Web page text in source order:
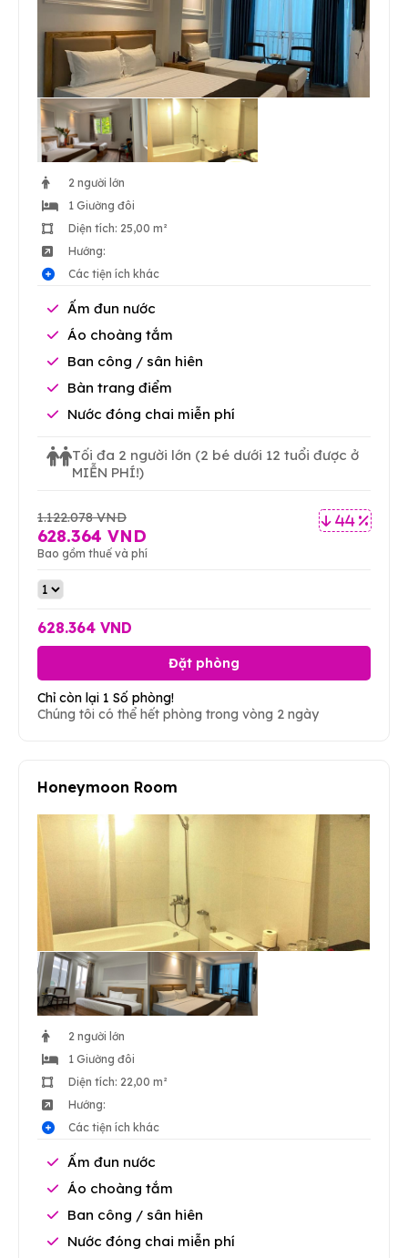
2 người lớn
1 Giường đôi
Diện tích: 25,00 m²
Hướng:
Các tiện ích khác
Ấm đun nước
Áo choàng tắm
Ban công / sân hiên
Bàn trang điểm
Nước đóng chai miễn phí
Tối đa 2 người lớn (2 bé dưới 12 tuổi được ở
MIỄN PHÍ!)
44 %
1.122.078 VND
628.364 VND
Bao gồm thuế và phí
628.364 VND
Đặt phòng
Chỉ còn lại 1 Số phòng!
Chúng tôi có thể hết phòng trong vòng 2 ngày
Honeymoon Room
2 người lớn
1 Giường đôi
Diện tích: 22,00 m²
Hướng:
Các tiện ích khác
Ấm đun nước
Áo choàng tắm
Ban công / sân hiên
Nước đóng chai miễn phí